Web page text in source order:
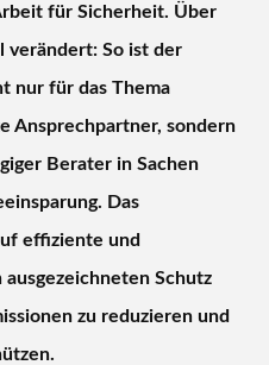
für Sicherheit. Über
verändert: So ist der
nur für das Thema
Ansprechpartner, sondern
Berater in Sachen
Das
effiziente und
Schutz
zu reduzieren und